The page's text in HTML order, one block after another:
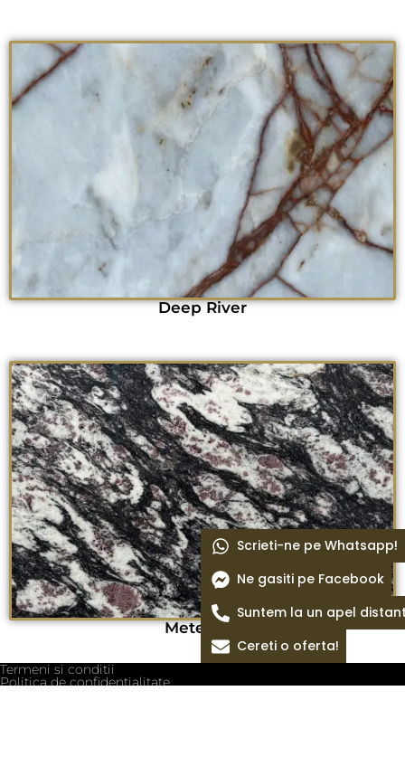
Deep River
Meteorus
Termeni si conditii
Politica de confidentialitate
Scrieti-ne pe Whatsapp!
Ne gasiti pe Facebook
Suntem la un apel
Cereti o oferta!